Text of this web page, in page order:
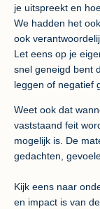
je uitspreekt en
We hadden het
ook
Let eens op je
snel geneigd bent
leggen of negatief
Weet ook dat
vaststaand feit
mogelijk is. De
gedachten,
Kijk eens naar
en impact is van